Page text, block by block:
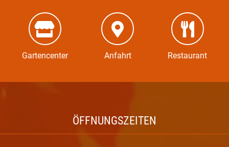
Gartencenter Anfahrt Restaurant
ÖFFNUNGSZEITEN